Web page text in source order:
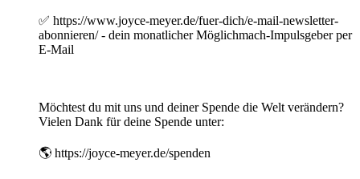
✅ https://www.joyce-meyer.de/fuer-dich/e-mail-newsletter-
abonnieren/ - dein monatlicher Möglichmach-Impulsgeber per
E-Mail
Möchtest du mit uns und deiner Spende die Welt verändern?
Vielen Dank für deine Spende unter:
🌎 https://joyce-meyer.de/spenden